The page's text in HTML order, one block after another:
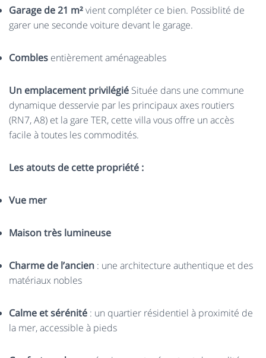
Garage de 21 m²vient compléter ce bien. Possiblité de
garer une seconde voiture devant le garage.
Combles entièrement aménageables
Un emplacement privilégié Située dans une commune
dynamique desservie par les principaux axes routiers
(RN7, A8) et la gare TER, cette villa vous offre un accès
facile à toutes les commodités.
Les atouts de cette propriété :
Vue mer
Maison très lumineuse
Charme de l’ancien : une architecture authentique et des
matériaux nobles
Calme et sérénité : un quartier résidentiel à proximité de
la mer, accessible à pieds